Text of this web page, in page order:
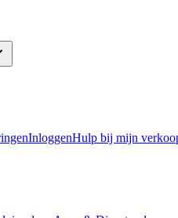
InloggenHulp bij mijn